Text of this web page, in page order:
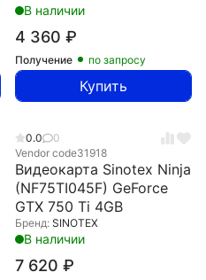
В наличии
4 360 ₽
Получение по запросу
Купить
0.0
0
Vendor code31918
Видеокарта Sinotex Ninja
(NF75TI045F) GeForce
GTX 750 Ti 4GB
Бренд: SINOTEX
В наличии
7 620 ₽